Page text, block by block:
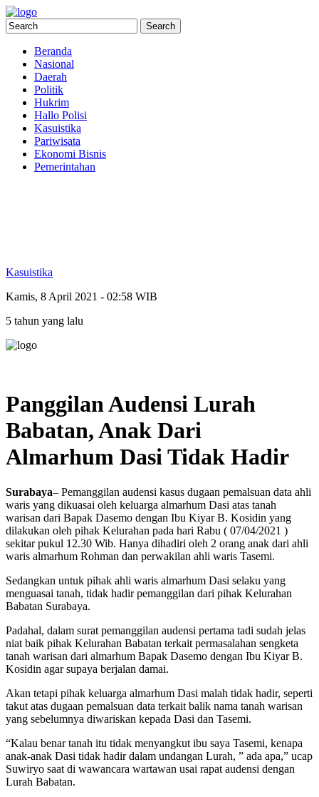
Beranda
Nasional
Daerah
Politik
Hukrim
Hallo Polisi
Kasuistika
Pariwisata
Ekonomi Bisnis
Pemerintahan
Kasuistika
Kamis, 8 April 2021 - 02:58 WIB
5 tahun yang lalu
Panggilan Audensi Lurah
Babatan, Anak Dari
Almarhum Dasi Tidak Hadir
Surabaya– Pemanggilan audensi kasus dugaan pemalsuan data ahli
waris yang dikuasai oleh keluarga almarhum Dasi atas tanah
warisan dari Bapak Dasemo dengan Ibu Kiyar B. Kosidin yang
dilakukan oleh pihak Kelurahan pada hari Rabu ( 07/04/2021 )
sekitar pukul 12.30 Wib. Hanya dihadiri oleh 2 orang anak dari ahli
waris almarhum Rohman dan perwakilan ahli waris Tasemi.
Sedangkan untuk pihak ahli waris almarhum Dasi selaku yang
menguasai tanah, tidak hadir pemanggilan dari pihak Kelurahan
Babatan Surabaya.
Padahal, dalam surat pemanggilan audensi pertama tadi sudah jelas
niat baik pihak Kelurahan Babatan terkait permasalahan sengketa
tanah warisan dari almarhum Bapak Dasemo dengan Ibu Kiyar B.
Kosidin agar supaya berjalan damai.
Akan tetapi pihak keluarga almarhum Dasi malah tidak hadir, seperti
takut atas dugaan pemalsuan data terkait balik nama tanah warisan
yang sebelumnya diwariskan kepada Dasi dan Tasemi.
“Kalau benar tanah itu tidak menyangkut ibu saya Tasemi, kenapa
anak-anak Dasi tidak hadir dalam undangan Lurah, ” ada apa,” ucap
Suwiryo saat di wawancara wartawan usai rapat audensi dengan
Lurah Babatan.